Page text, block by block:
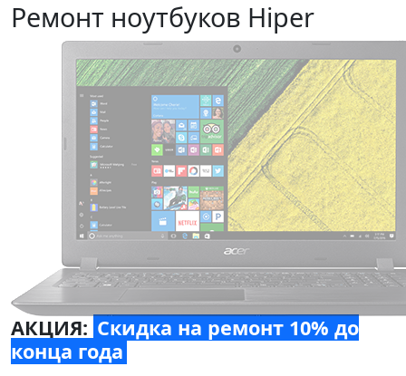
Ремонт ноутбуков Hiper
АКЦИЯ: Скидка на ремонт 10% до
конца года